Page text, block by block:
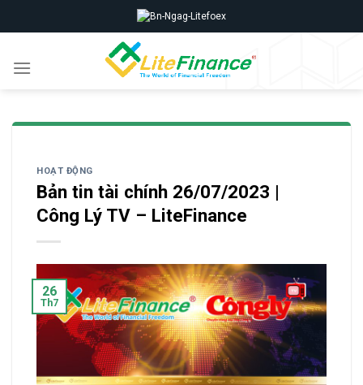
to
HOẠT ĐỘNG
Bản tin tài chính 26/07/2023 |
Công Lý TV – LiteFinance
26
Th7